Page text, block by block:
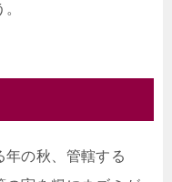
年の秋、管轄する